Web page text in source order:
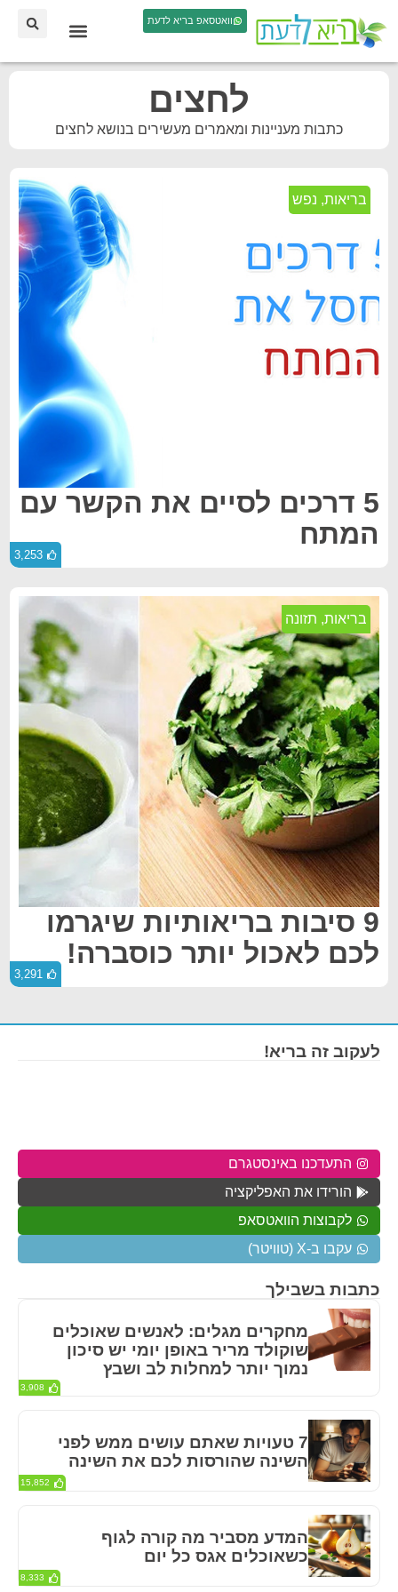
וואטסאפ בריא לדעת
לחצים
כתבות מעניינות ומאמרים מעשירים בנושא לחצים
בריאות, נפש
5 דרכים לסיים את הקשר עם
המתח
3,253
בריאות, תזונה
9 סיבות בריאותיות שיגרמו
לכם לאכול יותר כוסברה!
3,291
כתבות בשבילך
מחקרים מגלים: לאנשים שאוכלים
שוקולד מריר באופן יומי יש סיכון
נמוך יותר למחלות לב ושבץ
3,908
7 טעויות שאתם עושים ממש לפני
השינה שהורסות לכם את השינה
15,852
המדע מסביר מה קורה לגוף
כשאוכלים אגס כל יום
8,333
לעקוב זה בריא!
התעדכנו באינסטגרם
הורידו את האפליקציה
לקבוצות הוואטסאפ
עקבו ב-X (טוויטר)